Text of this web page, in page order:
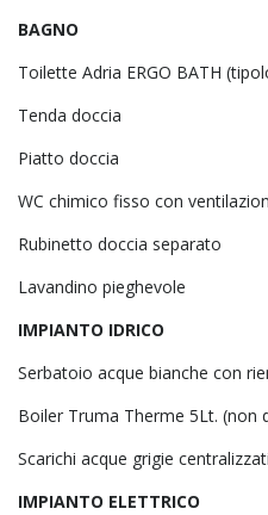
BAGNO
Toilette Adria ERGO BATH
Tenda doccia
Piatto doccia
WC chimico fisso con
Rubinetto doccia separato
Lavandino pieghevole
IMPIANTO IDRICO
Serbatoio acque bianche con
Boiler Truma Therme 5Lt. (non
Scarichi acque grigie centralizzati
IMPIANTO ELETTRICO